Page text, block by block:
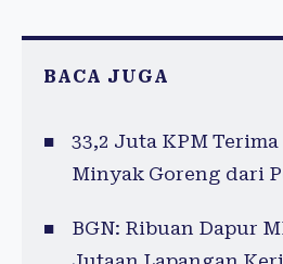
BACA JUGA
33,2 Juta KPM Terima
Minyak Goreng dari
BGN: Ribuan Dapur